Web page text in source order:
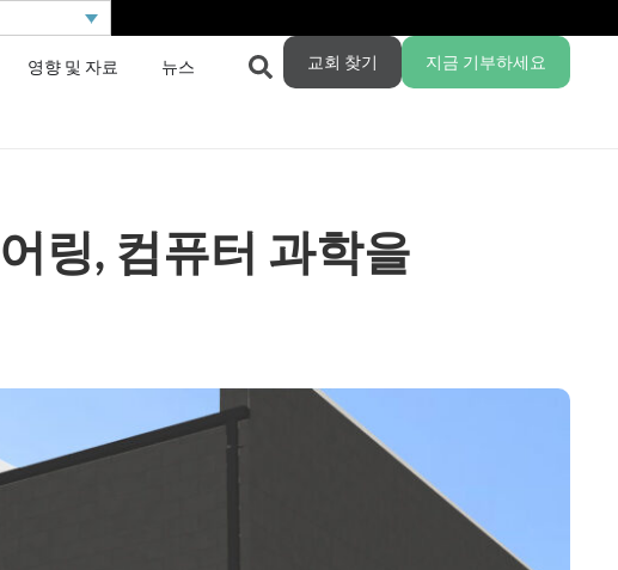
영향 및 자료 뉴스 교회 찾기 지금 기부하세요
링, 컴퓨터 과학을